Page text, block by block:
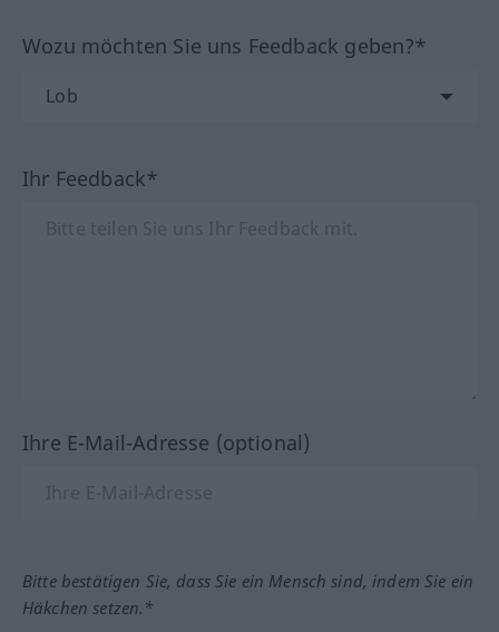
Wozu möchten Sie uns Feedback geben?*
Ihr Feedback*
Ihre E-Mail-Adresse (optional)
Bitte bestätigen Sie, dass Sie ein Mensch sind, indem Sie ein
Häkchen setzen.*